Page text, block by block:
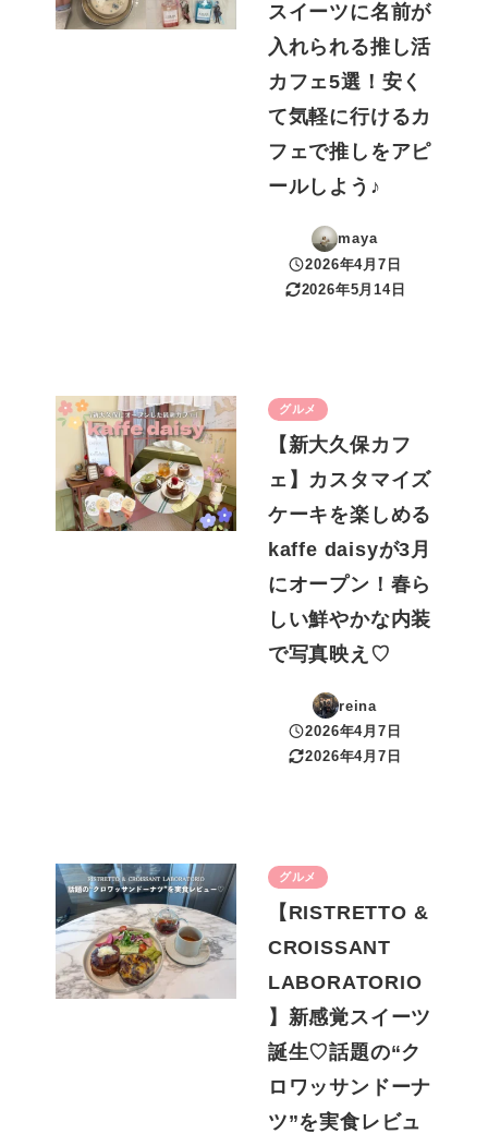
スイーツに名前が
入れられる推し活
カフェ5選！安く
て気軽に行けるカ
フェで推しをアピ
ールしよう♪
maya
投稿日
2026年4月7日
更新日
2026年5月14日
グルメ
【新大久保カフ
ェ】カスタマイズ
ケーキを楽しめる
kaffe daisyが3月
にオープン！春ら
しい鮮やかな内装
で写真映え♡
reina
投稿日
2026年4月7日
更新日
2026年4月7日
グルメ
【RISTRETTO &
CROISSANT
LABORATORIO
】新感覚スイーツ
誕生♡話題の“ク
ロワッサンドーナ
ツ”を実食レビュ